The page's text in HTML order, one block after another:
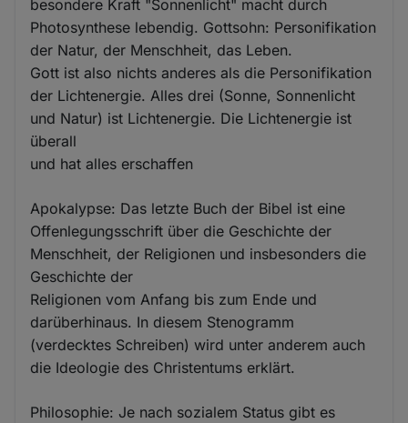
besondere Kraft "Sonnenlicht" macht durch
Photosynthese lebendig. Gottsohn: Personifikation
der Natur, der Menschheit, das Leben.
Gott ist also nichts anderes als die Personifikation
der Lichtenergie. Alles drei (Sonne, Sonnenlicht
und Natur) ist Lichtenergie. Die Lichtenergie ist
überall
und hat alles erschaffen
Apokalypse: Das letzte Buch der Bibel ist eine
Offenlegungsschrift über die Geschichte der
Menschheit, der Religionen und insbesonders die
Geschichte der
Religionen vom Anfang bis zum Ende und
darüberhinaus. In diesem Stenogramm
(verdecktes Schreiben) wird unter anderem auch
die Ideologie des Christentums erklärt.
Philosophie: Je nach sozialem Status gibt es